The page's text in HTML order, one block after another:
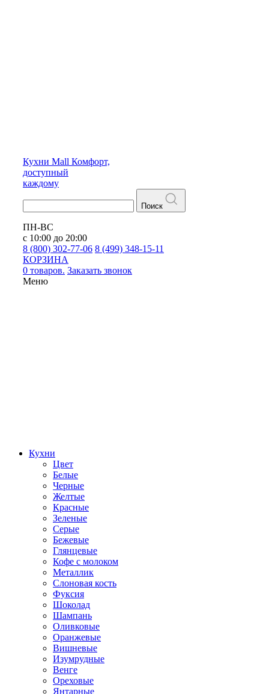
Кухни Mall Комфорт,
доступный
каждому
Поиск
ПН-ВС
с 10:00 до 20:00
8 (800) 302-77-06 8 (499) 348-15-11
КОРЗИНА
0 товаров. Заказать звонок
Меню
Кухни
Цвет
Белые
Черные
Желтые
Красные
Зеленые
Серые
Бежевые
Глянцевые
Кофе с молоком
Металлик
Слоновая кость
Фуксия
Шоколад
Шампань
Оливковые
Оранжевые
Вишневые
Изумрудные
Венге
Ореховые
Янтарные